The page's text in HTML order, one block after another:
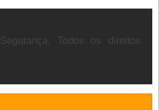
Todos os direitos